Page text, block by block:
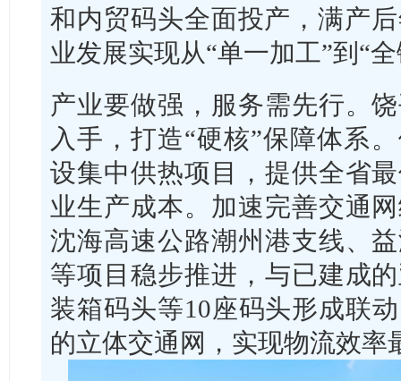
和内贸码头全面投产，满产
业发展实现从“单一加工”到“
产业要做强，服务需先行。
入手，打造“硬核”保障体系
设集中供热项目，提供全省
业生产成本。加速完善交通
沈海高速公路潮州港支线、
等项目稳步推进，与已建成
装箱码头等10座码头形成联
的立体交通网，实现物流效率